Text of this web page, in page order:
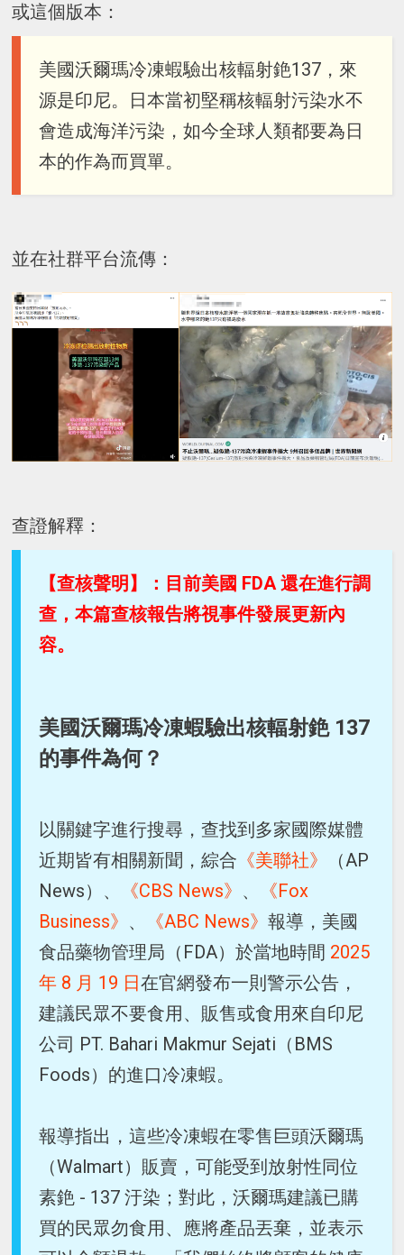
或這個版本：
美國沃爾瑪冷凍蝦驗出核輻射銫137，來
源是印尼。日本當初堅稱核輻射污染水不
會造成海洋污染，如今全球人類都要為日
本的作為而買單。
並在社群平台流傳：
查證解釋：
【查核聲明】：目前美國 FDA 還在進行調
查，本篇查核報告將視事件發展更新內
容。
美國沃爾瑪冷凍蝦驗出核輻射銫 137
的事件為何？
以關鍵字進行搜尋，查找到多家國際媒體
近期皆有相關新聞，綜合 《美聯社》
（AP
News）、
《CBS News》 、
《Fox
Business》 、 《ABC News》報導，美國
食品藥物管理局（FDA）於當地時間 2025
年 8 月 19 日在官網發布一則警示公告，
建議民眾不要食用、販售或食用來自印尼
公司 PT. Bahari Makmur Sejati（BMS
Foods）的進口冷凍蝦。
報導指出，這些冷凍蝦在零售巨頭沃爾瑪
（Walmart）販賣，可能受到放射性同位
素銫 - 137 汙染；對此，沃爾瑪建議已購
買的民眾勿食用、應將產品丟棄，並表示